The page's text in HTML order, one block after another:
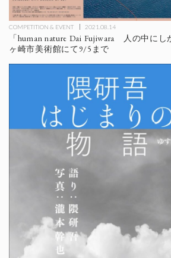
COMPETITION & EVENT 2021.08.14
「human nature Dai Fujiwara 人の中に
ヶ崎市美術館にて9/5まで